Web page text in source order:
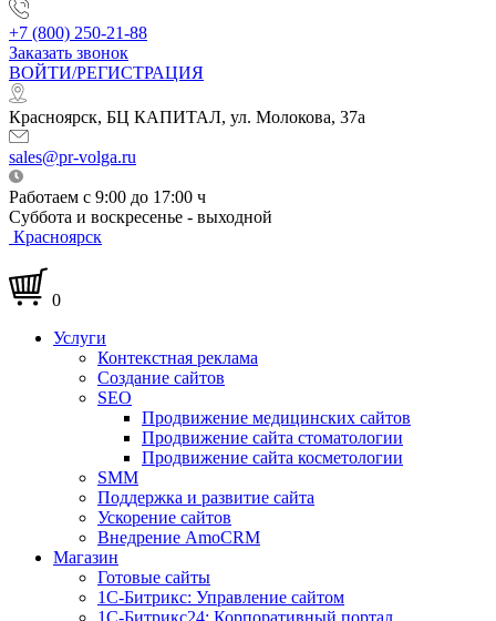
+7 (800) 250-21-88
Заказать звонок
ВОЙТИ/РЕГИСТРАЦИЯ
Красноярск, БЦ КАПИТАЛ, ул. Молокова, 37а
sales@pr-volga.ru
Работаем с 9:00 до 17:00 ч
Суббота и воскресенье - выходной
Красноярск
0
Услуги
Контекстная реклама
Создание сайтов
SEO
Продвижение медицинских сайтов
Продвижение сайта стоматологии
Продвижение сайта косметологии
SMM
Поддержка и развитие сайта
Ускорение сайтов
Внедрение AmoCRM
Магазин
Готовые сайты
1С-Битрикс: Управление сайтом